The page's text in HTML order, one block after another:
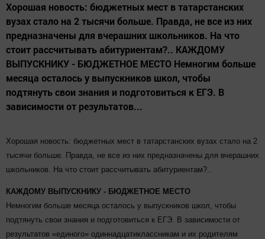
Хорошая новость: бюджетных мест в татарстанских
вузах стало на 2 тысячи больше. Правда, не все из них
предназначены для вчерашних школьников. На что
стоит рассчитывать абитуриентам?.. КАЖДОМУ
ВЫПУСКНИКУ - БЮДЖЕТНОЕ МЕСТО Немногим больше
месяца осталось у выпускников школ, чтобы
подтянуть свои знания и подготовиться к ЕГЭ. В
зависимости от результатов...
Хорошая новость: бюджетных мест в татарстанских вузах стало на 2
тысячи больше. Правда, не все из них предназначены для вчерашних
школьников. На что стоит рассчитывать абитуриентам?..
КАЖДОМУ ВЫПУСКНИКУ - БЮДЖЕТНОЕ МЕСТО
Немногим больше месяца осталось у выпускников школ, чтобы
подтянуть свои знания и подготовиться к ЕГЭ. В зависимости от
результатов «единого» одиннадцатиклассникам и их родителям